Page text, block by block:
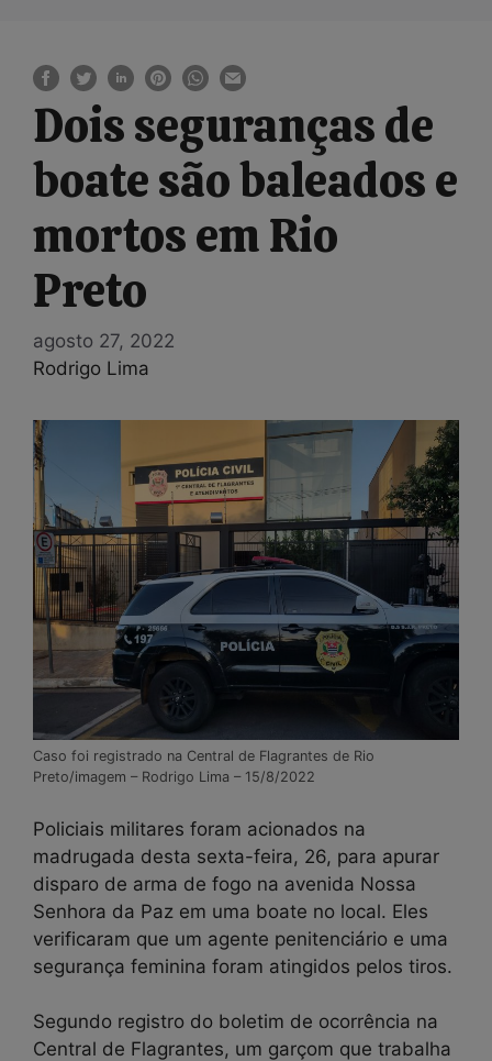
Dois seguranças de
boate são baleados e
mortos em Rio
Preto
agosto 27, 2022
Rodrigo Lima
Caso foi registrado na Central de Flagrantes de Rio
Preto/imagem – Rodrigo Lima – 15/8/2022
Policiais militares foram acionados na
madrugada desta sexta-feira, 26, para apurar
disparo de arma de fogo na avenida Nossa
Senhora da Paz em uma boate no local. Eles
verificaram que um agente penitenciário e uma
segurança feminina foram atingidos pelos tiros.
Segundo registro do boletim de ocorrência na
Central de Flagrantes, um garçom que trabalha